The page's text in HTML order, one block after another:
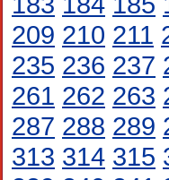
209 210 211
235 236 237
261 262 263
287 288 289
313 314 315